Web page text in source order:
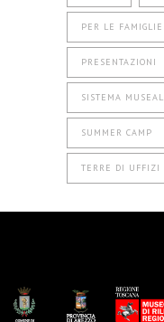
PER LE FAMIGLIE
PRESENTAZIONI
SISTEMA
SUMMER CAMP
TERRE DI UFFIZI